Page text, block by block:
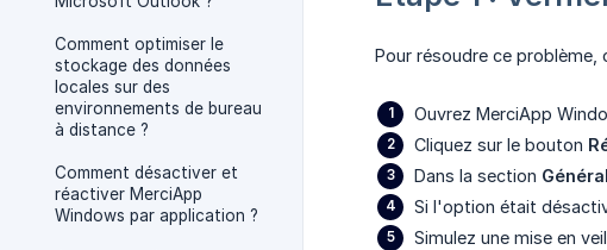
Comment optimiser le
stockage des données
locales sur des
environnements de bureau
à distance ?
Comment désactiver et
réactiver MerciApp
Windows par application ?
Pour résoudre ce
Ouvrez MerciApp
Cliquez sur le bouton
Dans la section Général
Si l'option était
Simulez une mise en